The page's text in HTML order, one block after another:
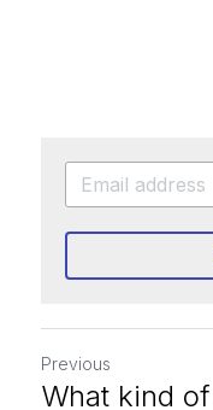
Previous
What kind